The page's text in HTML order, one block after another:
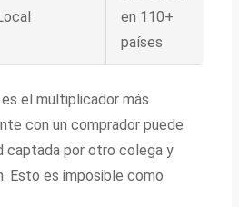
en 110+
países
es el multiplicador más
con un comprador puede
captada por otro colega y
Esto es imposible como